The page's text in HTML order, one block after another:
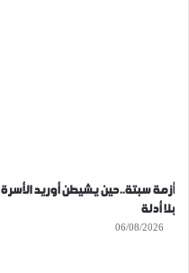
أزمة سبتة..حين يشيطن أوريد الأسرة
بلا أدلة
06/08/2026